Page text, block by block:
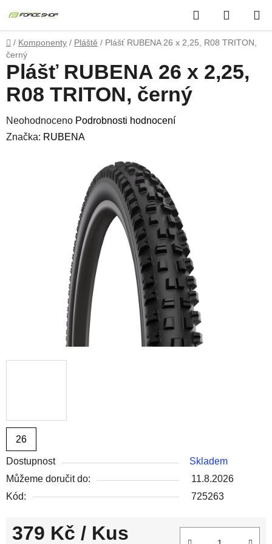
na
obsah
Hledat
KOŠÍK
Domů
/ Komponenty / Pláště / Plášť RUBENA 26 x 2,25, R08 TRITON,
černý
26
Dostupnost
Skladem
Můžeme doručit do:
11.8.2026
Kód:
725263
379 Kč / Kus
Plášť RUBENA 26 x 2,25,
R08 TRITON, černý
Průměrné
hodnocení
Neohodnoceno Podrobnosti hodnocení
Značka: RUBENA